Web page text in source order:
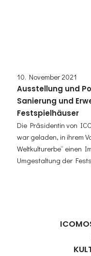
10. November 2021
Ausstellung und
Sanierung und
Festspielhäuser
Die Präsidentin von
war geladen, in ihrem
Weltkulturerbe“ einen
Umgestaltung der